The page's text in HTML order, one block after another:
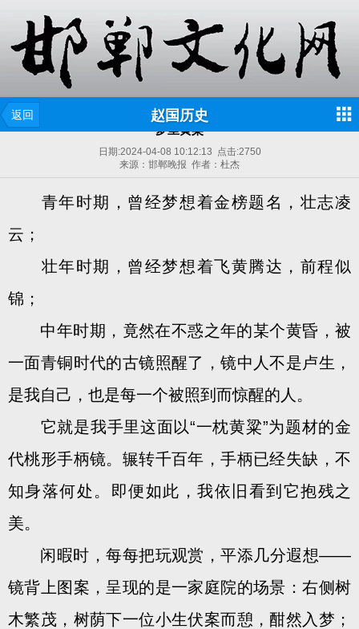
返回 赵国历史
梦里黄粱
日期:2024-04-08 10:12:13 点击:2750
来源：邯郸晚报 作者：杜杰
青年时期，曾经梦想着金榜题名，壮志凌
云；
壮年时期，曾经梦想着飞黄腾达，前程似
锦；
中年时期，竟然在不惑之年的某个黄昏，被
一面青铜时代的古镜照醒了，镜中人不是卢生，
是我自己，也是每一个被照到而惊醒的人。
它就是我手里这面以“一枕黄粱”为题材的金
代桃形手柄镜。辗转千百年，手柄已经失缺，不
知身落何处。即便如此，我依旧看到它抱残之
美。
闲暇时，每每把玩观赏，平添几分遐想——
镜背上图案，呈现的是一家庭院的场景：右侧树
木繁茂，树荫下一位小生伏案而憩，酣然入梦；